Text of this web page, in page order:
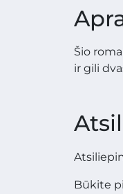
Šio
ir gili
Būkite